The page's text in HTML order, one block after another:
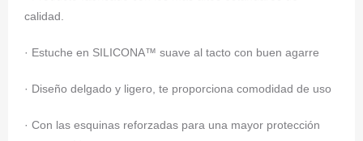
calidad.
· Estuche en SILICONA™ suave al tacto con buen agarre
· Diseño delgado y ligero, te proporciona comodidad de uso
· Con las esquinas reforzadas para una mayor protección